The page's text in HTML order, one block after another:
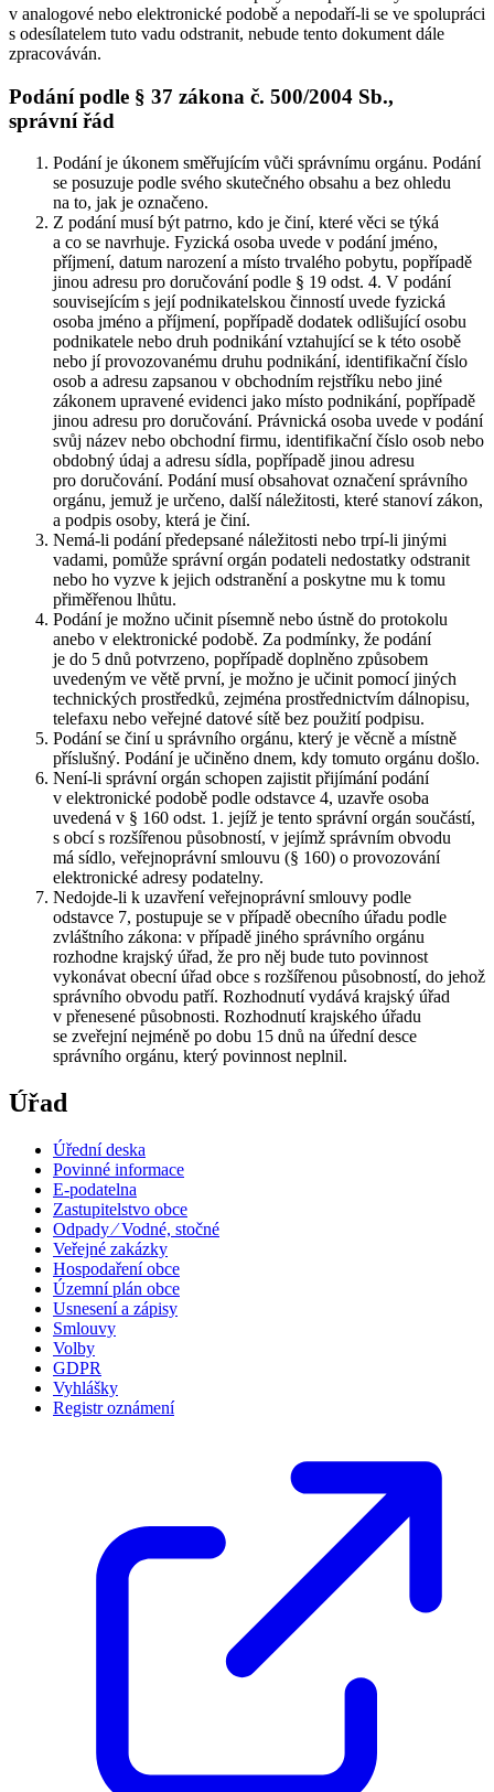
v analogové nebo elektronické podobě a nepodaří-li se ve spolupráci
s odesílatelem tuto vadu odstranit, nebude tento dokument dále
zpracováván.
Podání podle § 37 zákona č. 500/2004 Sb.,
správní řád
Podání je úkonem směřujícím vůči správnímu orgánu. Podání
se posuzuje podle svého skutečného obsahu a bez ohledu
na to, jak je označeno.
Z podání musí být patrno, kdo je činí, které věci se týká
a co se navrhuje. Fyzická osoba uvede v podání jméno,
příjmení, datum narození a místo trvalého pobytu, popřípadě
jinou adresu pro doručování podle § 19 odst. 4. V podání
souvisejícím s její podnikatelskou činností uvede fyzická
osoba jméno a příjmení, popřípadě dodatek odlišující osobu
podnikatele nebo druh podnikání vztahující se k této osobě
nebo jí provozovanému druhu podnikání, identifikační číslo
osob a adresu zapsanou v obchodním rejstříku nebo jiné
zákonem upravené evidenci jako místo podnikání, popřípadě
jinou adresu pro doručování. Právnická osoba uvede v podání
svůj název nebo obchodní firmu, identifikační číslo osob nebo
obdobný údaj a adresu sídla, popřípadě jinou adresu
pro doručování. Podání musí obsahovat označení správního
orgánu, jemuž je určeno, další náležitosti, které stanoví zákon,
a podpis osoby, která je činí.
Nemá-li podání předepsané náležitosti nebo trpí-li jinými
vadami, pomůže správní orgán podateli nedostatky odstranit
nebo ho vyzve k jejich odstranění a poskytne mu k tomu
přiměřenou lhůtu.
Podání je možno učinit písemně nebo ústně do protokolu
anebo v elektronické podobě. Za podmínky, že podání
je do 5 dnů potvrzeno, popřípadě doplněno způsobem
uvedeným ve větě první, je možno je učinit pomocí jiných
technických prostředků, zejména prostřednictvím dálnopisu,
telefaxu nebo veřejné datové sítě bez použití podpisu.
Podání se činí u správního orgánu, který je věcně a místně
příslušný. Podání je učiněno dnem, kdy tomuto orgánu došlo.
Není-li správní orgán schopen zajistit přijímání podání
v elektronické podobě podle odstavce 4, uzavře osoba
uvedená v § 160 odst. 1. jejíž je tento správní orgán součástí,
s obcí s rozšířenou působností, v jejímž správním obvodu
má sídlo, veřejnoprávní smlouvu (§ 160) o provozování
elektronické adresy podatelny.
Nedojde-li k uzavření veřejnoprávní smlouvy podle
odstavce 7, postupuje se v případě obecního úřadu podle
zvláštního zákona: v případě jiného správního orgánu
rozhodne krajský úřad, že pro něj bude tuto povinnost
vykonávat obecní úřad obce s rozšířenou působností, do jehož
správního obvodu patří. Rozhodnutí vydává krajský úřad
v přenesené působnosti. Rozhodnutí krajského úřadu
se zveřejní nejméně po dobu 15 dnů na úřední desce
správního orgánu, který povinnost neplnil.
Úřad
Úřední deska
Povinné informace
E-podatelna
Zastupitelstvo obce
Odpady ⁄ Vodné, stočné
Veřejné zakázky
Hospodaření obce
Územní plán obce
Usnesení a zápisy
Smlouvy
Volby
GDPR
Vyhlášky
Registr oznámení